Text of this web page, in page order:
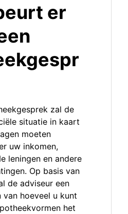
er
zal de
situatie in kaart
moeten
uw inkomen,
leningen en andere
Op basis van
de adviseur een
hoeveel u kunt
het